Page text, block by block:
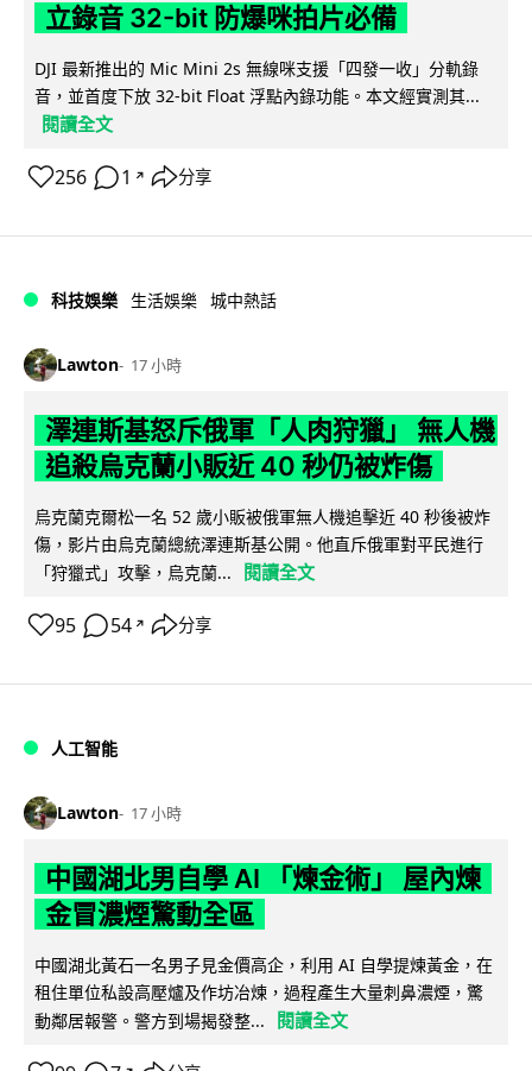
立錄音 32-bit 防爆咪拍片必備
DJI 最新推出的 Mic Mini 2s 無線咪支援「四發一收」分軌錄
音，並首度下放 32-bit Float 浮點內錄功能。本文經實測其...
閱讀全文
256 1 ↗ 分享
科技娛樂 生活娛樂 城中熱話
Lawton 17 小時
澤連斯基怒斥俄軍「人肉狩獵」 無人機
追殺烏克蘭小販近 40 秒仍被炸傷
烏克蘭克爾松一名 52 歲小販被俄軍無人機追擊近 40 秒後被炸
傷，影片由烏克蘭總統澤連斯基公開。他直斥俄軍對平民進行
「狩獵式」攻擊，烏克蘭...
閱讀全文
95 54 ↗ 分享
人工智能
Lawton 17 小時
中國湖北男自學 AI 「煉金術」 屋內煉
金冒濃煙驚動全區
中國湖北黃石一名男子見金價高企，利用 AI 自學提煉黃金，在
租住單位私設高壓爐及作坊冶煉，過程產生大量刺鼻濃煙，驚
動鄰居報警。警方到場揭發整...
閱讀全文